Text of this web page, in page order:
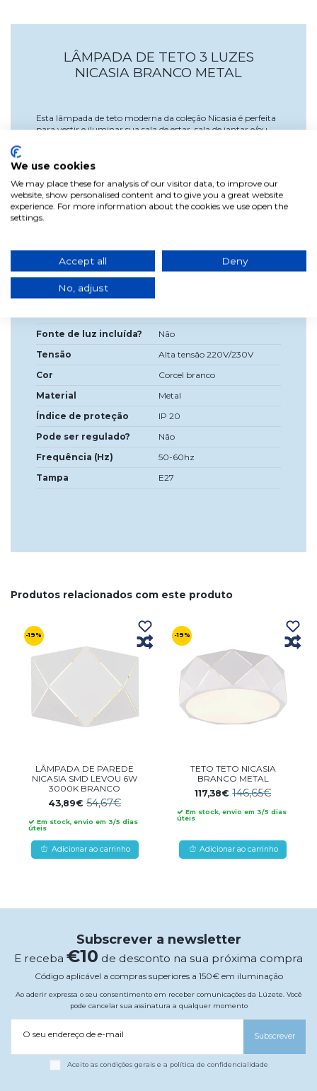
LÂMPADA DE TETO 3 LUZES
NICASIA BRANCO METAL
Esta lâmpada de teto moderna da coleção Nicasia é perfeita
para vestir e iluminar sua sala de estar, sala de jantar e/ou
25W (lâmpadas não incluídas). Recomenda-se colocar
que só é adequada para uso interno. Medições: 50 cm de
diâmetro e altura de 150 cm *(incluindo tulipa de lâmpada).
Dados do produto
Fonte de luz incluída?
Não
Tensão
Alta tensão 220V/230V
Cor
Corcel branco
Material
Metal
Índice de proteção
IP 20
Pode ser regulado?
Não
Frequência (Hz)
50-60hz
Tampa
E27
Produtos relacionados com este produto
-19%
LÂMPADA DE PAREDE
NICASIA SMD LEVOU 6W
3000K BRANCO
43,89€54,67€
Em stock, envio em 3/5 dias
úteis
Adicionar ao carrinho
-19%
TETO TETO NICASIA
BRANCO METAL
117,38€146,65€
Em stock, envio em 3/5 dias
úteis
Adicionar ao carrinho
Subscrever a newsletter
E receba €10 de desconto na sua próxima compra
Código aplicável a compras superiores a 150€ em iluminação
Ao aderir expressa o seu consentimento em receber comunicações da Lúzete. Você
pode cancelar sua assinatura a qualquer momento
O seu endereço de e-mail Subscrever
Aceito as condições gerais e a política de confidencialidade
We use cookies
We may place these for analysis of our visitor data, to improve our
website, show personalised content and to give you a great website
experience. For more information about the cookies we use open the
settings.
Accept all Deny
No, adjust